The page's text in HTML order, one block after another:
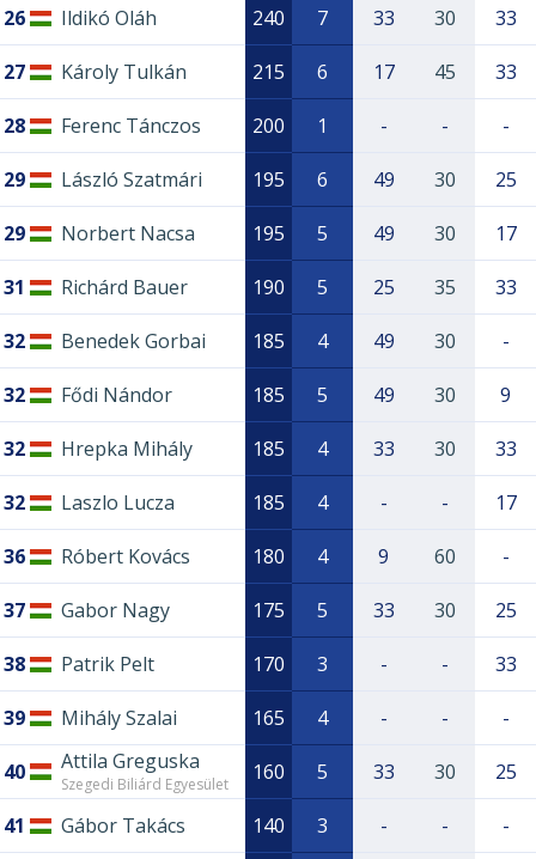
26 Ildikó Oláh 240 7 33 30 33
27 Károly Tulkán 215 6 17 45 33
28 Ferenc Tánczos 200 1 - - -
29 László Szatmári 195 6 49 30 25
29 Norbert Nacsa 195 5 49 30 17
31 Richárd Bauer 190 5 25 35 33
32 Benedek Gorbai 185 4 49 30 -
32 Fődi Nándor 185 5 49 30 9
32 Hrepka Mihály 185 4 33 30 33
32 Laszlo Lucza 185 4 - - 17
36 Róbert Kovács 180 4 9 60 -
37 Gabor Nagy 175 5 33 30 25
38 Patrik Pelt 170 3 - - 33
39 Mihály Szalai 165 4 - - -
40 Attila Greguska
Szegedi Biliárd Egyesület 160 5 33 30 25
41 Gábor Takács 140 3 - - -